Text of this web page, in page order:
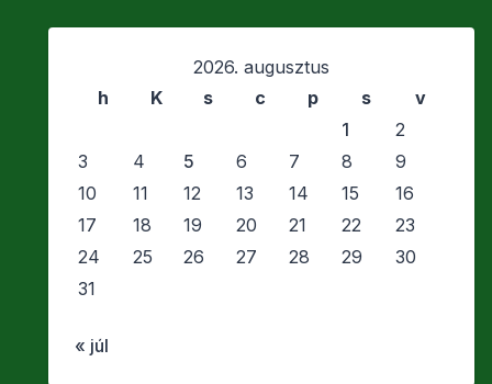
2026. augusztus
h
K s c p s
v
1
2
3
4 5 6 7 8
9
10
11 12 13 14 15
16
17
18 19 20 21 22
23
24
25 26 27 28 29
30
31
« júl